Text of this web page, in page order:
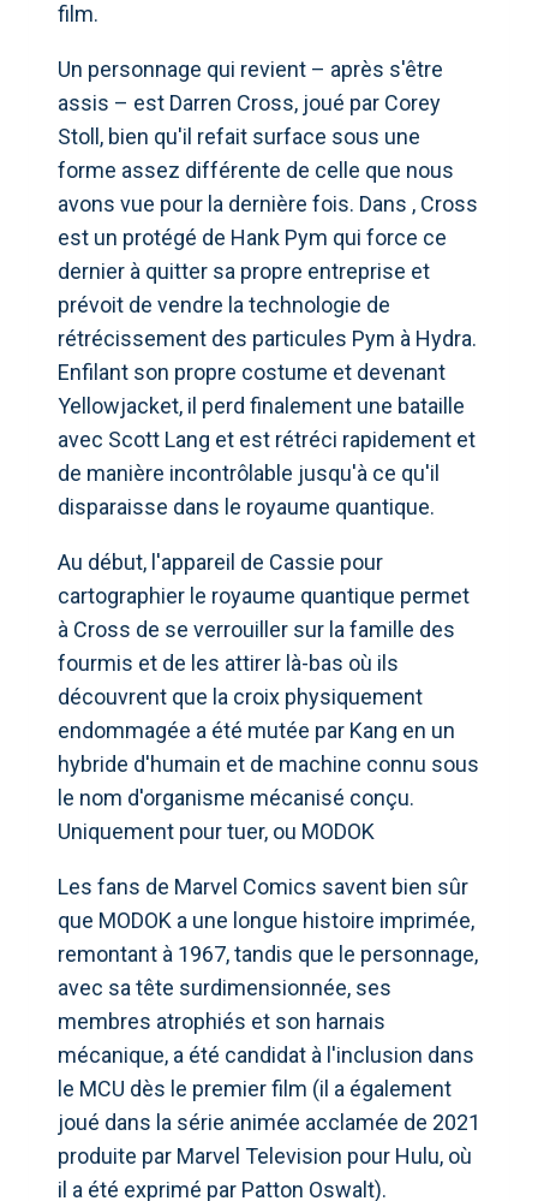
film.
Un personnage qui revient – ​​après s'être
assis – est Darren Cross, joué par Corey
Stoll, bien qu'il refait surface sous une
forme assez différente de celle que nous
avons vue pour la dernière fois. Dans , Cross
est un protégé de Hank Pym qui force ce
dernier à quitter sa propre entreprise et
prévoit de vendre la technologie de
rétrécissement des particules Pym à Hydra.
Enfilant son propre costume et devenant
Yellowjacket, il perd finalement une bataille
avec Scott Lang et est rétréci rapidement et
de manière incontrôlable jusqu'à ce qu'il
disparaisse dans le royaume quantique.
Au début, l'appareil de Cassie pour
cartographier le royaume quantique permet
à Cross de se verrouiller sur la famille des
fourmis et de les attirer là-bas où ils
découvrent que la croix physiquement
endommagée a été mutée par Kang en un
hybride d'humain et de machine connu sous
le nom d'organisme mécanisé conçu.
Uniquement pour tuer, ou MODOK
Les fans de Marvel Comics savent bien sûr
que MODOK a une longue histoire imprimée,
remontant à 1967, tandis que le personnage,
avec sa tête surdimensionnée, ses
membres atrophiés et son harnais
mécanique, a été candidat à l'inclusion dans
le MCU dès le premier film (il a également
joué dans la série animée acclamée de 2021
produite par Marvel Television pour Hulu, où
il a été exprimé par Patton Oswalt).